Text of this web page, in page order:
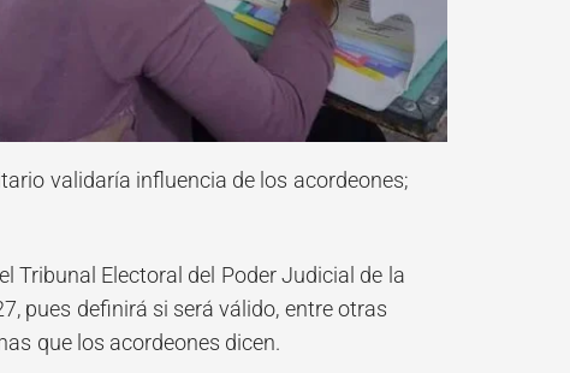
validaría influencia de los acordeones;
Tribunal Electoral del Poder Judicial de la
pues definirá si será válido, entre otras
que los acordeones dicen.